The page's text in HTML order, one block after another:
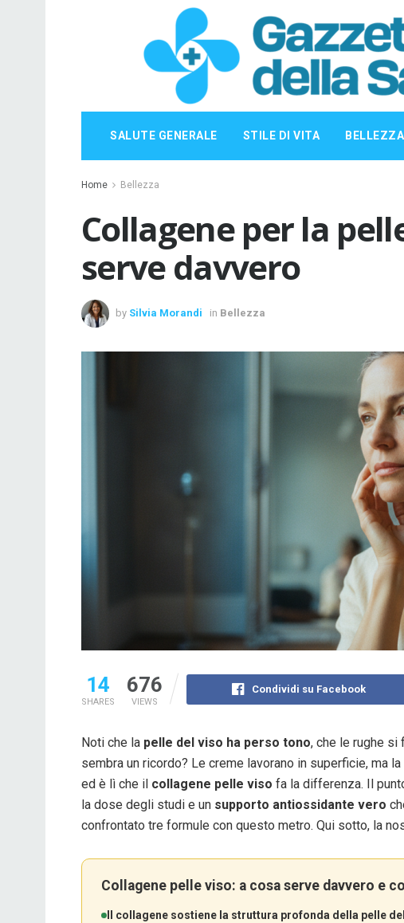
SALUTE GENERALE STILE DI VITA BELLEZZA
Home Bellezza
Collagene per la
serve davvero
by Silvia Morandi in Bellezza
14
SHARES
676
VIEWS
Condividi su Facebook
Noti che la pelle del viso ha perso tono, che le rughe si
sembra un ricordo? Le creme lavorano in superficie, ma
ed è lì che il collagene pelle viso fa la differenza. Il
la dose degli studi e un supporto antiossidante vero
confrontato tre formule con questo metro. Qui sotto, la
Collagene pelle viso: a cosa serve davvero e
Il collagene sostiene la struttura profonda della pelle